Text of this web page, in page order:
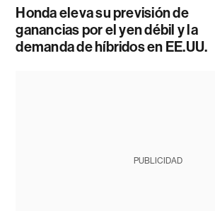
Honda eleva su previsión de
ganancias por el yen débil y la
demanda de híbridos en EE.UU.
PUBLICIDAD